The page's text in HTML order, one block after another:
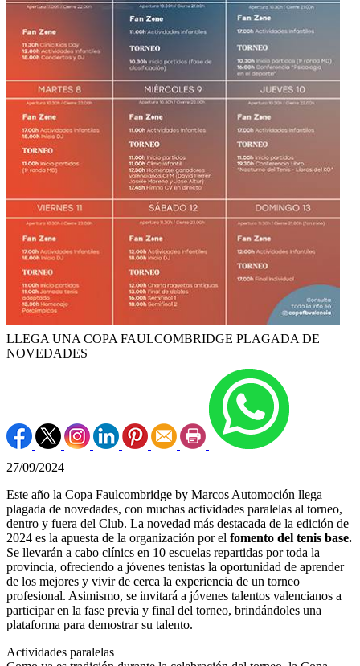
LLEGA UNA COPA FAULCOMBRIDGE PLAGADA DE
NOVEDADES
27/09/2024
Este año la Copa Faulcombridge by Marcos Automoción llega
plagada de novedades, con muchas actividades paralelas al torneo,
dentro y fuera del Club. La novedad más destacada de la edición de
2024 es la apuesta de la organización por el fomento del tenis base.
Se llevarán a cabo clínics en 10 escuelas repartidas por toda la
provincia, ofreciendo a jóvenes tenistas la oportunidad de aprender
de los mejores y vivir de cerca la experiencia de un torneo
profesional. Asimismo, se invitará a jóvenes talentos valencianos a
participar en la fase previa y final del torneo, brindándoles una
plataforma para demostrar su talento.
Actividades paralelas